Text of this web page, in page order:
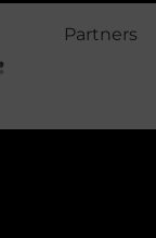
Partners